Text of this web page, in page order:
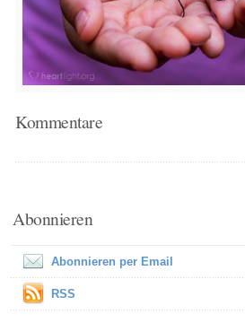
Kommentare
Abonnieren
Abonnieren per Email
RSS